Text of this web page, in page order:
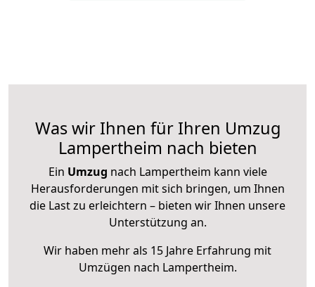
Was wir Ihnen für Ihren Umzug
Lampertheim nach bieten
Ein Umzug nach Lampertheim kann viele
Herausforderungen mit sich bringen, um Ihnen
die Last zu erleichtern – bieten wir Ihnen unsere
Unterstützung an.
Wir haben mehr als 15 Jahre Erfahrung mit
Umzügen nach Lampertheim.